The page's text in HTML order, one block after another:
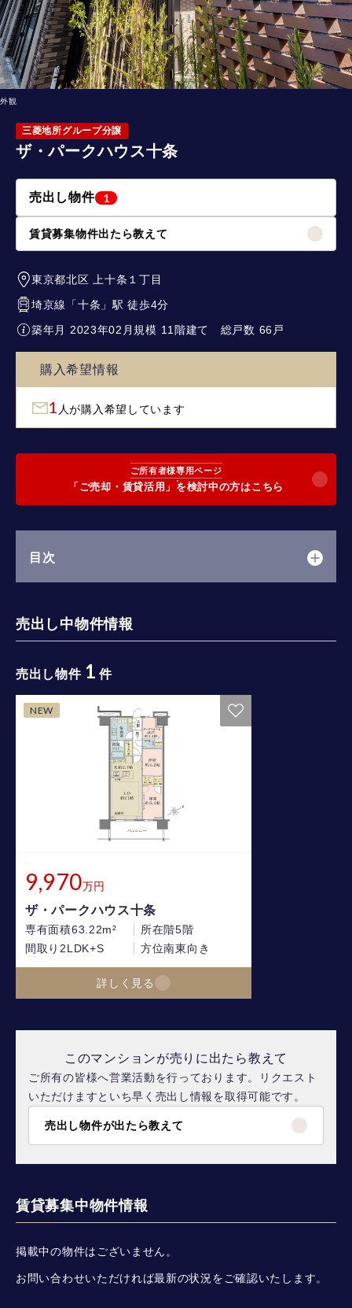
外観
三菱地所グループ分譲
ザ・パークハウス十条
売出し物件 1
賃貸募集物件出たら教えて
東京都北区 上十条１丁目
埼京線
「十条 」駅 徒歩4分
築年月 2023年02月規模 11階建て 総戸数 66戸
購入希望情報
1 人が購入希望しています
ご所有者様専用ページ
「ご売却・賃貸活用」を検討中の方はこちら
目次
売出し中物件情報
売出し物件 1 件
NEW
9,970万円
ザ・パークハウス十条
専有面積63.22m² 所在階5階
間取り2LDK+S 方位南東向き
詳しく見る
このマンションが売りに出たら教えて
ご所有の皆様へ営業活動を行っております。リクエスト
いただけますといち早く売出し情報を取得可能です。
売出し物件が出たら教えて
賃貸募集中物件情報
掲載中の物件はございません。
お問い合わせいただければ最新の状況をご確認いたします。